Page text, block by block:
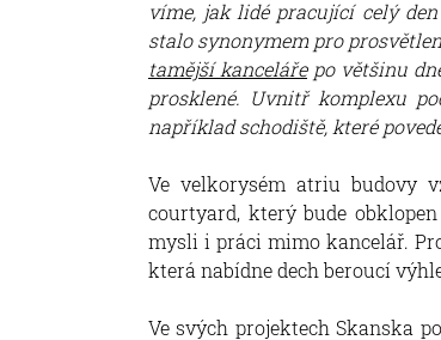
víme, jak lidé pracující celý
stalo synonymem pro
tamější kancelářepo většinu
prosklené. Uvnitř komplexu
například schodiště, které
Ve velkorysém atriu budovy
courtyard, který bude
mysli i práci mimo kancelář.
která nabídne dech beroucí
Ve svých projektech Skanska